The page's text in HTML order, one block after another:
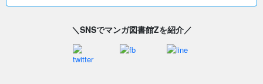
＼SNSでマンガ図書館Zを紹介／